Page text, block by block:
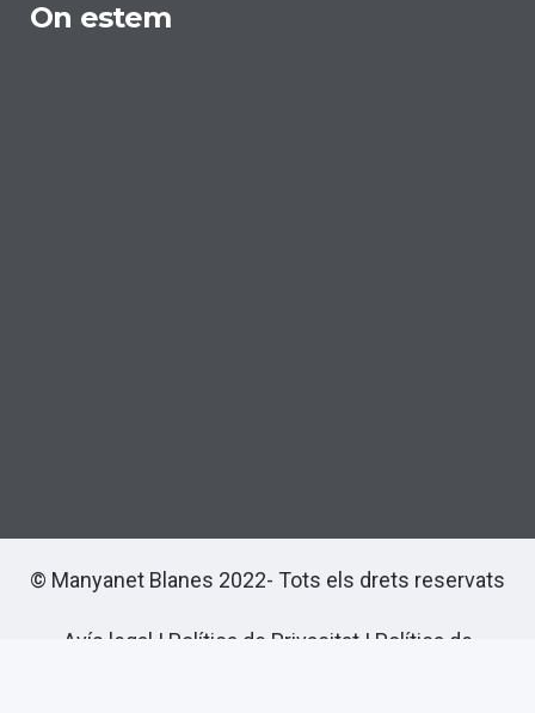
On estem
© Manyanet Blanes 2022- Tots els drets reservats
Avís legal | Política de Privacitat| Política de